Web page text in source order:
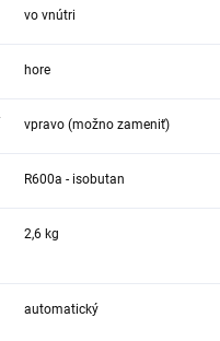
vo vnútri
hore
vpravo (možno zameniť)
R600a - isobutan
2,6 kg
automatický